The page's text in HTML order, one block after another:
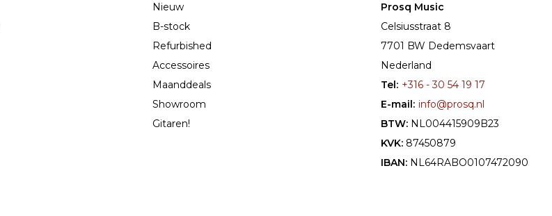
Nieuw
B-stock
Refurbished
Accessoires
Maanddeals
Showroom
Gitaren!
Prosq Music
Celsiusstraat 8
7701 BW Dedemsvaart
Nederland
Tel: +316 - 30 54 19 17
E-mail: info@prosq.nl
BTW: NL004415909B23
KVK: 87450879
IBAN: NL64RABO0107472090